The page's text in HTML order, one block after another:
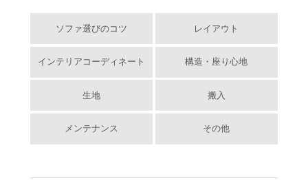
ソファ選びのコツ レイアウト
インテリアコーディネート 構造・座り心地
生地 搬入
メンテナンス その他